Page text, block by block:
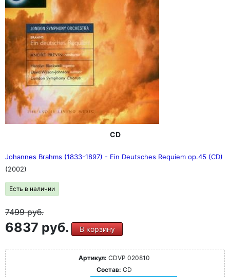
CD
Johannes Brahms (1833-1897) - Ein Deutsches Requiem op.45 (CD)
(2002)
Есть в наличии
7499руб.
6837 руб. В корзину
Артикул: CDVP 020810
Состав: CD